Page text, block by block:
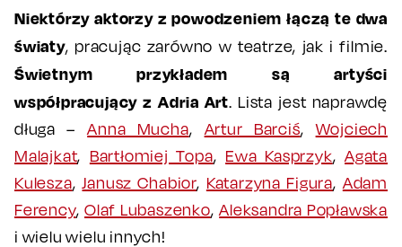
Niektórzy aktorzy z powodzeniem łączą te dwa
światy, pracując zarówno w teatrze, jak i filmie.
Świetnym przykładem są artyści
współpracujący z Adria Art. Lista jest naprawdę
długa –Anna Mucha, Artur Barciś,Wojciech
Malajkat, Bartłomiej Topa, Ewa Kasprzyk, Agata
Kulesza,Janusz Chabior, Katarzyna Figura, Adam
Ferency, Olaf Lubaszenko,Aleksandra Popławska
i wielu wielu innych!